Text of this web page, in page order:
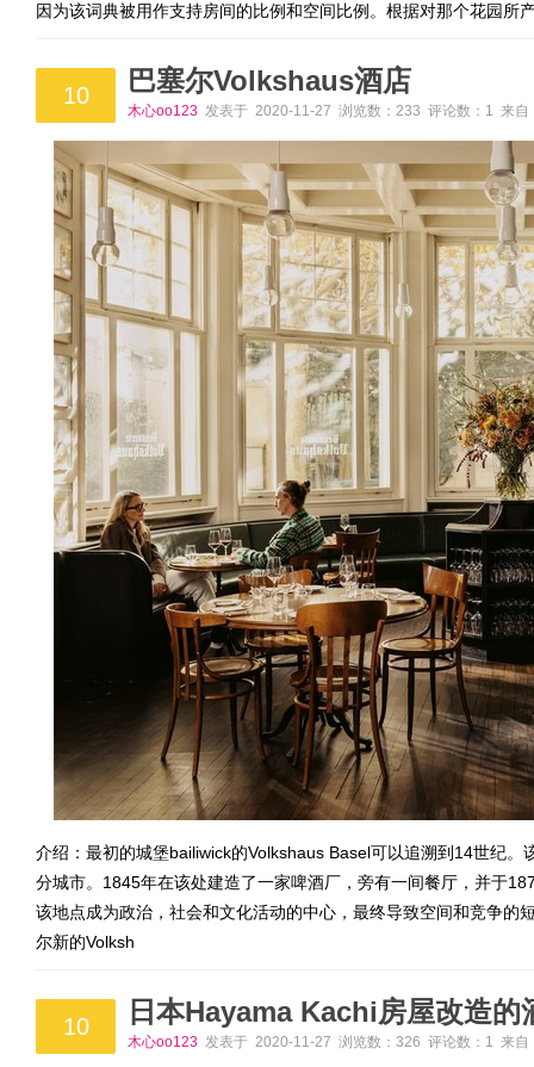
因为该词典被用作支持房间的比例和空间比例。根据对那个花园所
10 巴塞尔Volkshaus酒店
木心oo123 发表于 2020-11-27 浏览数：233 评论数：1 来
介绍：最初的城堡bailiwick的Volkshaus Basel可以追溯到14世纪
分城市。1845年在该处建造了一家啤酒厂，旁有一间餐厅，并于
该地点成为政治，社会和文化活动的中心，最终导致空间和竞争的
尔新的Volksh
10 日本Hayama Kachi房屋改造的
木心oo123 发表于 2020-11-27 浏览数：326 评论数：1 来